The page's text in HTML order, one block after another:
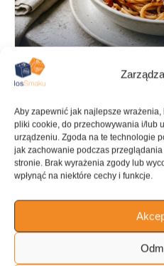
Aby zapewnić jak najlepsze
pliki cookie, do przechowywania i/lub
urządzeniu. Zgoda na te technologie
jak zachowanie podczas
stronie. Brak wyrażenia zgody lub
wpłynąć na niektóre cechy i funkcje.
PRZYGOTOWANIE
20 min
KALORIE